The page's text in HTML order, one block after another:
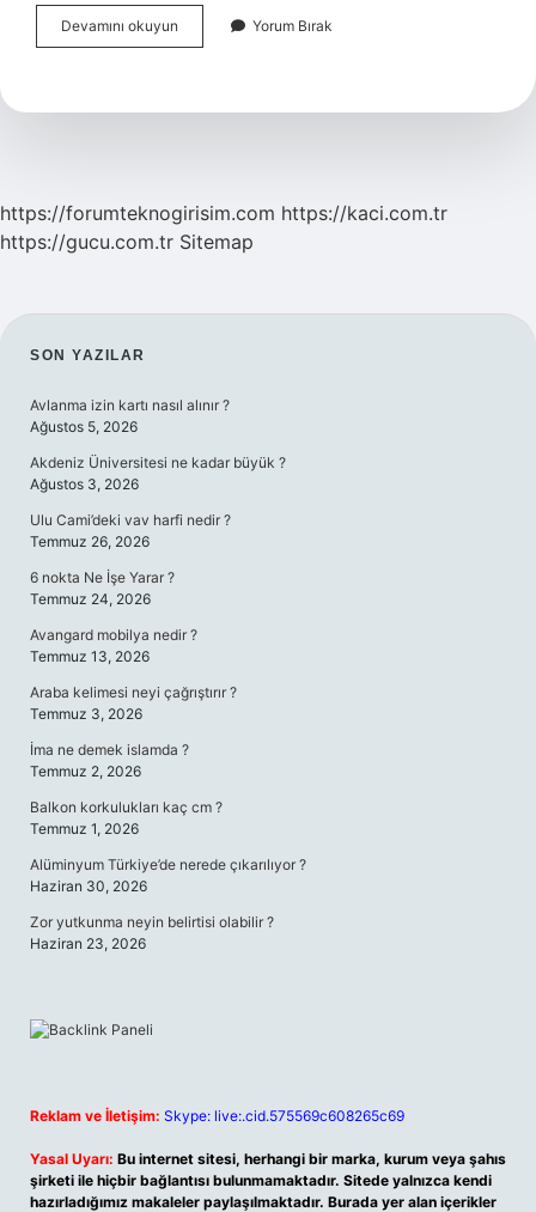
Devamını okuyun
Sütünün
Ne
Yorum Bırak
https://forumteknogirisim.com https://kaci.com.tr
https://gucu.com.tr Sitemap
SIDEBAR
SON YAZILAR
Avlanma izin kartı nasıl alınır ?
Ağustos 5, 2026
Akdeniz Üniversitesi ne kadar büyük ?
Ağustos 3, 2026
Ulu Cami’deki vav harfi nedir ?
Temmuz 26, 2026
6 nokta Ne İşe Yarar ?
Temmuz 24, 2026
Avangard mobilya nedir ?
Temmuz 13, 2026
Araba kelimesi neyi çağrıştırır ?
Temmuz 3, 2026
İma ne demek islamda ?
Temmuz 2, 2026
Balkon korkulukları kaç cm ?
Temmuz 1, 2026
Alüminyum Türkiye’de nerede çıkarılıyor ?
Haziran 30, 2026
Zor yutkunma neyin belirtisi olabilir ?
Haziran 23, 2026
Reklam ve İletişim: Skype: live:.cid.575569c608265c69
Yasal Uyarı: Bu internet sitesi, herhangi bir marka, kurum veya şahıs
şirketi ile hiçbir bağlantısı bulunmamaktadır. Sitede yalnızca kendi
hazırladığımız makaleler paylaşılmaktadır. Burada yer alan içerikler